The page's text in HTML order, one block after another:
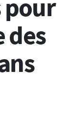
pour
des